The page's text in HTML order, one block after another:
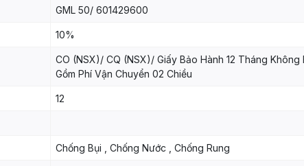
GML 50/ 601429600
10%
CO (NSX)/ CQ (NSX)/ Giấy Bảo Hành 12 Tháng Không
Gồm Phí Vận Chuyển 02 Chiều
12
Chống Bụi , Chống Nước , Chống Rung